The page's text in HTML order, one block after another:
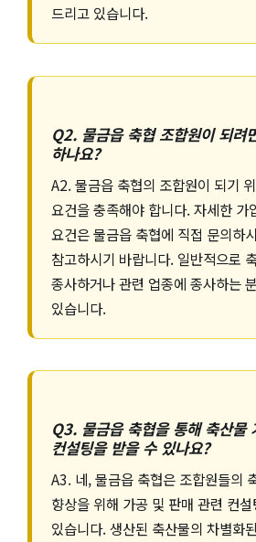
드리고 있습니다.
Q2. 물금읍 축협 조합원이 되려
하나요?
A2. 물금읍 축협의 조합원이 되기
요건을 충족해야 합니다. 자세한 가
요건은 물금읍 축협에 직접 문의하
참고하시기 바랍니다. 일반적으로
종사하거나 관련 업종에 종사하는
있습니다.
Q3. 물금읍 축협을 통해 축산물
컨설팅을 받을 수 있나요?
A3. 네, 물금읍 축협은 조합원들의
향상을 위해 가공 및 판매 관련 컨
있습니다. 생산된 축산물의 차별화